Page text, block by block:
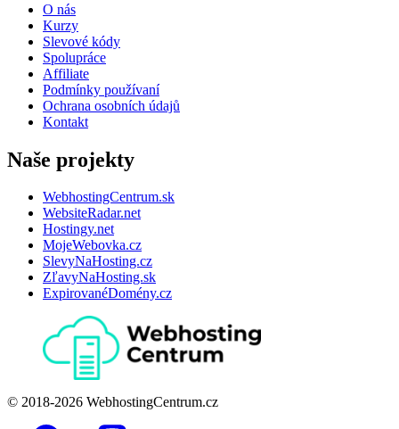
O nás
Kurzy
Slevové kódy
Spolupráce
Affiliate
Podmínky používaní
Ochrana osobních údajů
Kontakt
Naše projekty
WebhostingCentrum.sk
WebsiteRadar.net
Hostingy.net
MojeWebovka.cz
SlevyNaHosting.cz
ZľavyNaHosting.sk
ExpirovanéDomény.cz
© 2018-2026 WebhostingCentrum.cz